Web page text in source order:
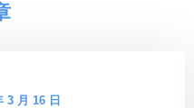
3 月 16 日